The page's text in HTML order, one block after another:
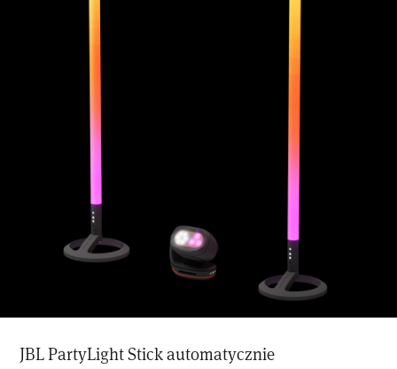
JBL PartyLight Stick automatycznie